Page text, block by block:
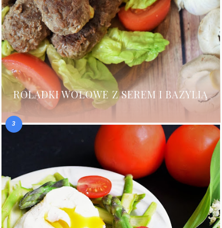
ROLADKI WOŁOWE Z SEREM I BAZYLIĄ